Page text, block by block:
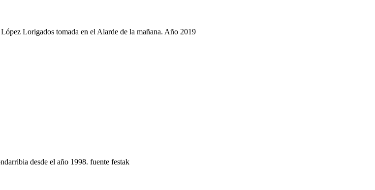
Lorigados tomada en el Alarde de la mañana. Año 2019
desde el año 1998. fuente festak